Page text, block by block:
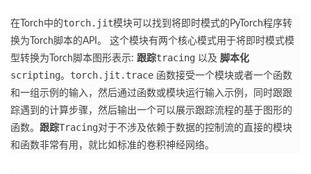
在Torch中的torch.jit模块可以找到将即时模式的PyTorch程序转
换为Torch脚本的API。
这个模块有两个核心模式用于将即时模式模
型转换为Torch脚本图形表示: 跟踪tracing 以及 脚本化
scripting。 torch.jit.trace 函数接受一个模块或者一个函数
和一组示例的输入，然后通过函数或模块运行输入示例，同时跟跟
踪遇到的计算步骤，然后输出一个可以展示跟踪流程的基于图形的
函数。 跟踪Tracing对于不涉及依赖于数据的控制流的直接的模块
和函数非常有用，就比如标准的卷积神经网络。